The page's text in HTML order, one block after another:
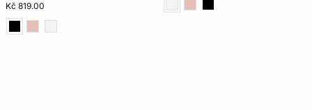
Kč 819.00